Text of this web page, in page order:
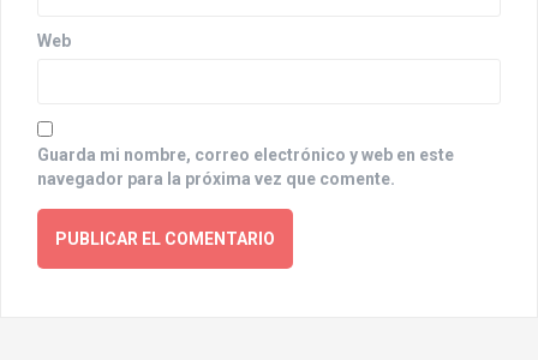
Web
Guarda mi nombre, correo electrónico y web en este
navegador para la próxima vez que comente.